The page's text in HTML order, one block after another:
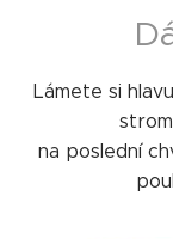
Lámete si
na poslední